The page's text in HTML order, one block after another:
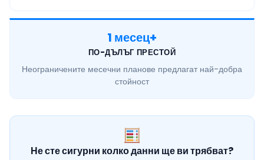
1 месец+
ПО-ДЪЛЪГ ПРЕСТОЙ
Неограничените месечни планове предлагат най-добра
стойност
Не сте сигурни колко данни ще ви трябват?